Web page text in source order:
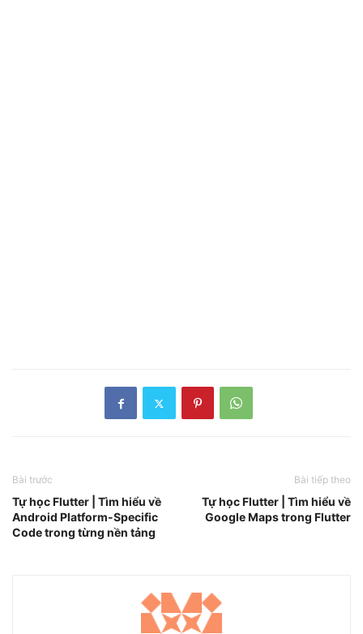
Bài trước
Tự học Flutter | Tìm hiểu về
Android Platform-Specific
Code trong từng nền tảng
Bài tiếp theo
Tự học Flutter | Tìm hiểu về
Google Maps trong Flutter